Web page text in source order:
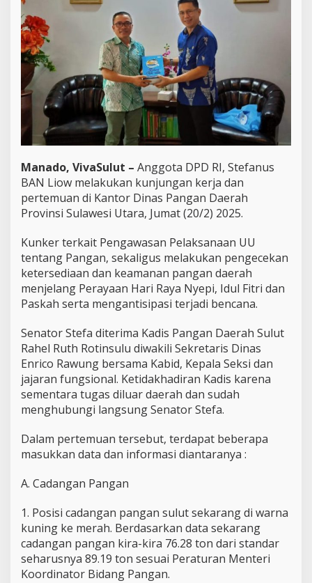
B
A
N
L
i
o
K
n
k
e
r
d
D
i
n
a
s
P
n
g
a
n
S
u
u
Manado, VivaSulut – Anggota DPD RI, Stefanus
BAN Liow melakukan kunjungan kerja dan
pertemuan di Kantor Dinas Pangan Daerah
Provinsi Sulawesi Utara, Jumat (20/2) 2025.
Kunker terkait Pengawasan Pelaksanaan UU
tentang Pangan, sekaligus melakukan pengecekan
ketersediaan dan keamanan pangan daerah
menjelang Perayaan Hari Raya Nyepi, Idul Fitri dan
Paskah serta mengantisipasi terjadi bencana.
Senator Stefa diterima Kadis Pangan Daerah Sulut
Rahel Ruth Rotinsulu diwakili Sekretaris Dinas
Enrico Rawung bersama Kabid, Kepala Seksi dan
jajaran fungsional. Ketidakhadiran Kadis karena
sementara tugas diluar daerah dan sudah
menghubungi langsung Senator Stefa.
Dalam pertemuan tersebut, terdapat beberapa
masukkan data dan informasi diantaranya :
A. Cadangan Pangan
1. Posisi cadangan pangan sulut sekarang di warna
kuning ke merah. Berdasarkan data sekarang
cadangan pangan kira-kira 76.28 ton dari standar
seharusnya 89.19 ton sesuai Peraturan Menteri
Koordinator Bidang Pangan.